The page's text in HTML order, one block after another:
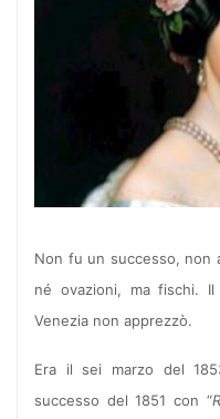
Non fu un successo, non
né ovazioni, ma fischi.
Venezia non apprezzò.
Era il sei marzo del
successo del 1851 con “